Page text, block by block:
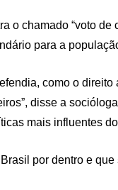
chamado “voto
para a
como o
disse a
mais influentes
por dentro e